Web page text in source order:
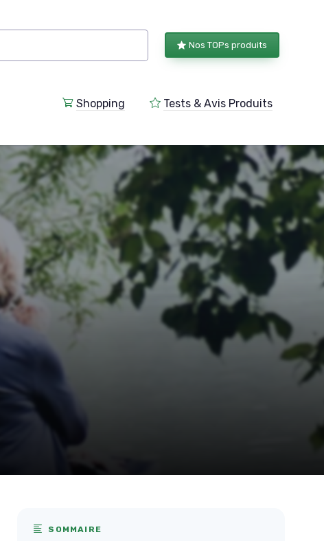
Nos TOPs produits
Shopping Tests & Avis Produits
SOMMAIRE